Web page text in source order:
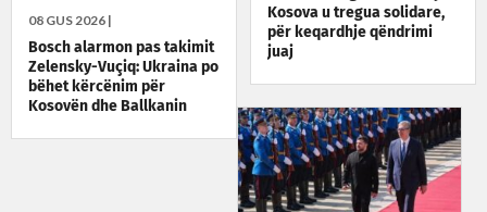
08 GUS 2026 |
Bosch alarmon pas takimit
Zelensky-Vuçiq: Ukraina po
bëhet kërcënim për
Kosovën dhe Ballkanin
Kosova u tregua solidare,
për keqardhje qëndrimi
juaj